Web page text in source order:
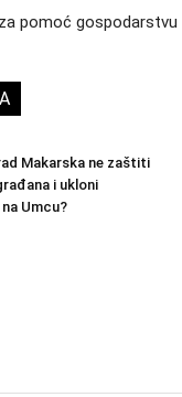
pomoć gospodarstvu
Makarska ne zaštiti
i ukloni
Umcu?